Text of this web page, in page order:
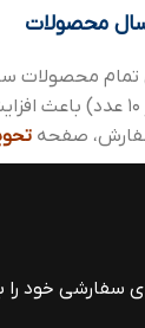
محصولات
محصولات
صفحه
سفارشی خود